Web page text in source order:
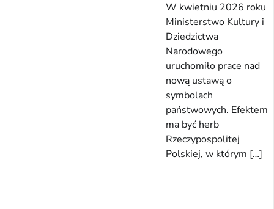
W kwietniu 2026 roku
Ministerstwo Kultury i
Dziedzictwa
Narodowego
uruchomiło prace nad
nową ustawą o
symbolach
państwowych. Efektem
ma być herb
Rzeczypospolitej
Polskiej, w którym […]